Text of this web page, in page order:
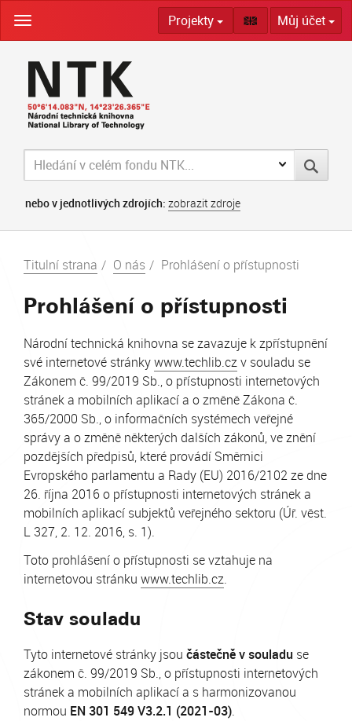
navigation
nebo v jednotlivých zdrojích: zobrazit zdroje
Projekty Můj účet
Titulní strana O nás Prohlášení o přístupnosti
Prohlášení o přístupnosti
Národní technická knihovna se zavazuje k zpřístupnění
své internetové stránkywww.techlib.czv souladu se
Zákonem č. 99/2019 Sb., o přístupnosti internetových
stránek a mobilních aplikací a o změně Zákona č.
365/2000 Sb., o informačních systémech veřejné
správy a o změně některých dalších zákonů, ve znění
pozdějších předpisů, které provádí Směrnici
Evropského parlamentu a Rady (EU) 2016/2102 ze dne
26. října 2016 o přístupnosti internetových stránek a
mobilních aplikací subjektů veřejného sektoru (Úř. věst.
L 327, 2. 12. 2016, s. 1).
Toto prohlášení o přístupnosti se vztahuje na
internetovou stránku www.techlib.cz.
Stav souladu
Tyto internetové stránky jsou částečně v souladu se
zákonem č. 99/2019 Sb., o přístupnosti internetových
stránek a mobilních aplikací a s harmonizovanou
normou EN 301 549 V3.2.1 (2021-03).